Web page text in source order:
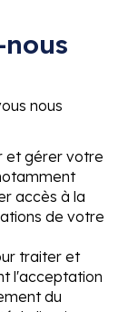
nous
et gérer votre
accès à la
de votre
traiter et
l'acceptation
du